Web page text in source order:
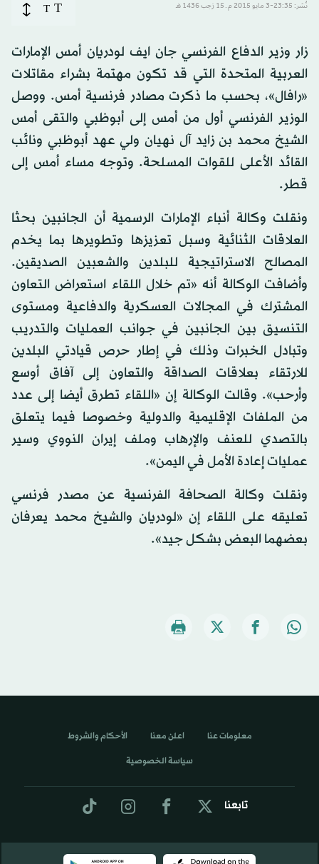
نُشر: 23:35-3 مايو 2015 م ـ 15 رَجب 1436 هـ T
T
زار وزير الدفاع الفرنسي جان ايف لودريان أمس الإمارات
العربية المتحدة التي قد تكون مهتمة بشراء مقاتلات
«رافال»، بحسب ما ذكرت مصادر فرنسية أمس. ووصل
الوزير الفرنسي أول من أمس إلى أبوظبي والتقى أمس
الشيخ محمد بن زايد آل نهيان ولي عهد أبوظبي ونائب
القائد الأعلى للقوات المسلحة. وتوجه مساء أمس إلى
قطر.
ونقلت وكالة أنباء الإمارات الرسمية أن الجانبين بحثا
العلاقات الثنائية وسبل تعزيزها وتطويرها بما يخدم
المصالح الاستراتيجية للبلدين والشعبين الصديقين.
وأضافت الوكالة أنه «تم خلال اللقاء استعراض التعاون
المشترك في المجالات العسكرية والدفاعية ومستوى
التنسيق بين الجانبين في جوانب العمليات والتدريب
وتبادل الخبرات وذلك في إطار حرص قيادتي البلدين
للارتقاء بعلاقات الصداقة والتعاون إلى آفاق أوسع
وأرحب». وقالت الوكالة إن «اللقاء تطرق أيضا إلى عدد
من الملفات الإقليمية والدولية وخصوصا فيما يتعلق
بالتصدي للعنف والإرهاب وملف إيران النووي وسير
عمليات إعادة الأمل في اليمن».
ونقلت وكالة الصحافة الفرنسية عن مصدر فرنسي
تعليقه على اللقاء إن «لودريان والشيخ محمد يعرفان
بعضهما البعض بشكل جيد».
تابعنا
معلومات عنا اعلن معنا الأحكام والشروط
سياسة الخصوصية